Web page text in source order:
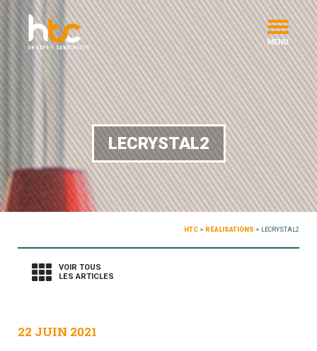
MENU
LECRYSTAL2
HTC > RÉALISATIONS > LECRYSTAL2
VOIR TOUS
LES ARTICLES
22 JUIN 2021